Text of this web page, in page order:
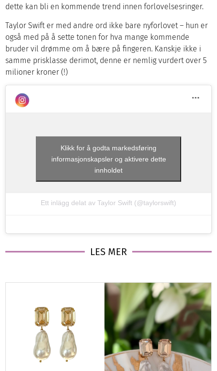
dette kan bli en kommende trend innen forlovelsesringer.
Taylor Swift er med andre ord ikke bare nyforlovet – hun er
også med på å sette tonen for hva mange kommende
bruder vil drømme om å bære på fingeren. Kanskje ikke i
samme prisklasse derimot, denne er nemlig vurdert over 5
milioner kroner (!)
Ett inlägg delat av Taylor Swift (@taylorswift)
Klikk for å godta markedsføring
informasjonskapsler og aktivere dette
innholdet
LES MER